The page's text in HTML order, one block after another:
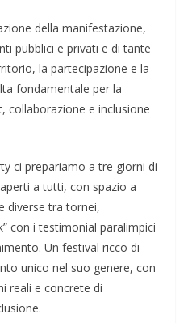
della manifestazione,
pubblici e privati e di tante
la partecipazione e la
fondamentale per la
collaborazione e inclusione
ci prepariamo a tre giorni di
a tutti, con spazio a
diverse tra tornei,
con i testimonial paralimpici
Un festival ricco di
unico nel suo genere, con
reali e concrete di